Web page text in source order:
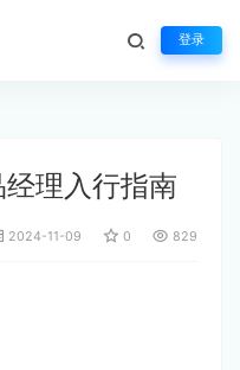
登录
经理入行指南
2024-11-09 0 829